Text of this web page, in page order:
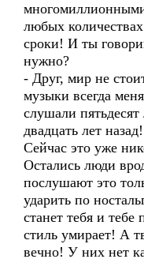
любых
сроки! И ты
нужно?
- Друг, мир не
музыки всегда
слушали
двадцать лет
Сейчас это уже
Остались люди
послушают это
ударить по
станет тебя и тебе
стиль умирает! А
вечно! У них нет